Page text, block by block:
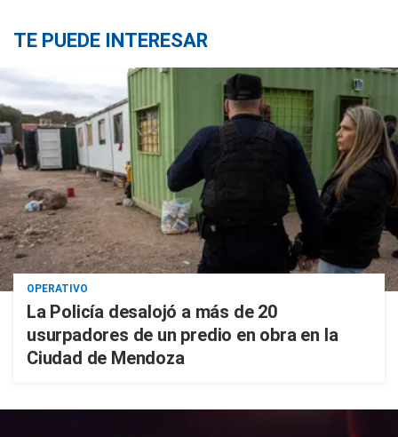
TE PUEDE INTERESAR
OPERATIVO
La Policía desalojó a más de 20
usurpadores de un predio en obra en la
Ciudad de Mendoza